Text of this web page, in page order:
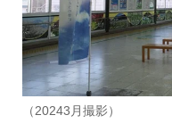
（20243月撮影）